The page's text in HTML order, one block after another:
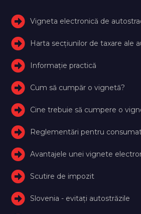
Vigneta electronică de
Harta secțiunilor de taxare ale
Informație practică
Cum să cumpăr o vignetă?
Cine trebuie să cumpere o
Reglementări pentru
Avantajele unei vignete
Scutire de impozit
Slovenia - evitați autostrăzile